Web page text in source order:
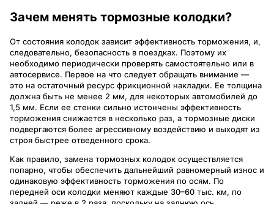
Зачем менять тормозные колодки?
От состояния колодок зависит эффективность торможения, и,
следовательно, безопасность в поездках. Поэтому их
необходимо периодически проверять самостоятельно или в
автосервисе. Первое на что следует обращать внимание —
это на остаточный ресурс фрикционной накладки. Ее толщина
должна быть не менее 2 мм, для некоторых автомобилей до
1,5 мм. Если ее стенки сильно истончены эффективность
торможения снижается в несколько раз, а тормозные диски
подвергаются более агрессивному воздействию и выходят из
строя быстрее отведенного срока.
Как правило, замена тормозных колодок осуществляется
попарно, чтобы обеспечить дальнейший равномерный износ и
одинаковую эффективность торможения по осям. По
передней оси колодки меняют каждые 30–60 тыс. км, по